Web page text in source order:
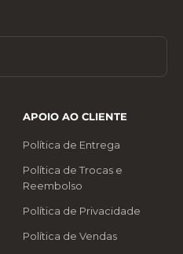
APOIO AO CLIENTE
Política de Entrega
Política de Trocas e
Reembolso
Política de Privacidade
Política de Vendas